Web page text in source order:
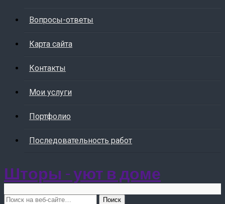
Вопросы-ответы
Карта сайта
Контакты
Мои услуги
Портфолио
Последовательность работ
Шторы - уют в доме